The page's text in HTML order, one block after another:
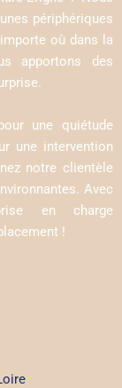
périphériques
où dans la
apportons des
une quiétude
une intervention
notre clientèle
Avec
en charge
!